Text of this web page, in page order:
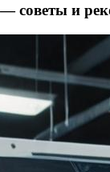
советы и